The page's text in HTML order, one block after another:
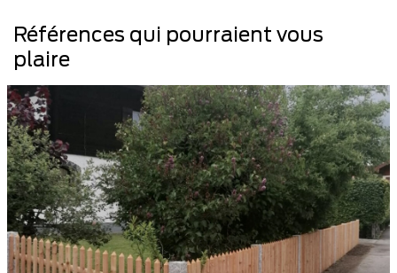
Références qui pourraient vous
plaire